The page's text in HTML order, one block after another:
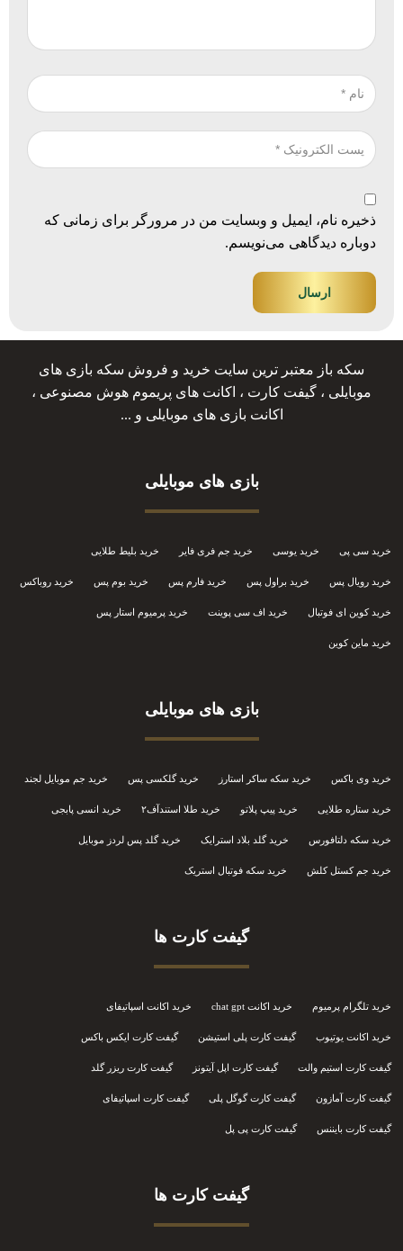
ذخیره نام، ایمیل و وبسایت من در مرورگر برای زمانی که
دوباره دیدگاهی می‌نویسم.
ارسال
سکه باز معتبر ترین سایت خرید و فروش سکه بازی های
موبایلی ، گیفت کارت ، اکانت های پریموم هوش مصنوعی ،
اکانت بازی های موبایلی و ...
بازی های موبایلی
خرید سی پی خرید یوسی خرید جم فری فایر خرید بلیط طلایی
خرید رویال پس خرید براول پس خرید فارم پس خرید بوم پس خرید روباکس
خرید کوین ای فوتبال خرید اف سی پوینت خرید پرمیوم استار پس
خرید ماین کوین
بازی های موبایلی
خرید وی باکس خرید سکه ساکر استارز خرید گلکسی پس خرید جم موبایل لجند
خرید ستاره طلایی خرید پیپ پلاتو خرید طلا استندآف۲ خرید انسی پابجی
خرید سکه دلتافورس خرید گلد بلاد استرایک خرید گلد پس لردز موبایل
خرید جم کستل کلش خرید سکه فوتبال استریک
گیفت کارت ها
خرید تلگرام پرمیوم خرید اکانت chat gpt خرید اکانت اسپاتیفای
خرید اکانت یوتیوب گیفت کارت پلی استیشن گیفت کارت ایکس باکس
گیفت کارت استیم والت گیفت کارت اپل آیتونز گیفت کارت ریزر گلد
گیفت کارت آمازون گیفت کارت گوگل پلی گیفت کارت اسپاتیفای
گیفت کارت بایننس گیفت کارت پی پل
گیفت کارت ها